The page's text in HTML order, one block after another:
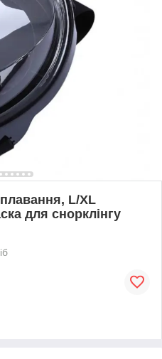
L/XL
для снорклінгу